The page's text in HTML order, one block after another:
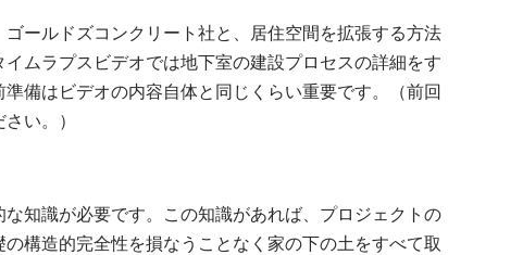
ールドズコンクリート社と、居住空間を拡張する方法
ムラプスビデオでは地下室の建設プロセスの詳細をす
備はビデオの内容自体と同じくらい重要です。（前回
さい。）
知識が必要です。この知識があれば、プロジェクトの
構造的完全性を損なうことなく家の下の土をすべて取